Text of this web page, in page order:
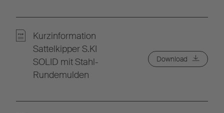
Kurzinformation
Sattelkipper S.KI
SOLID mit Stahl-
Rundemulden
Download